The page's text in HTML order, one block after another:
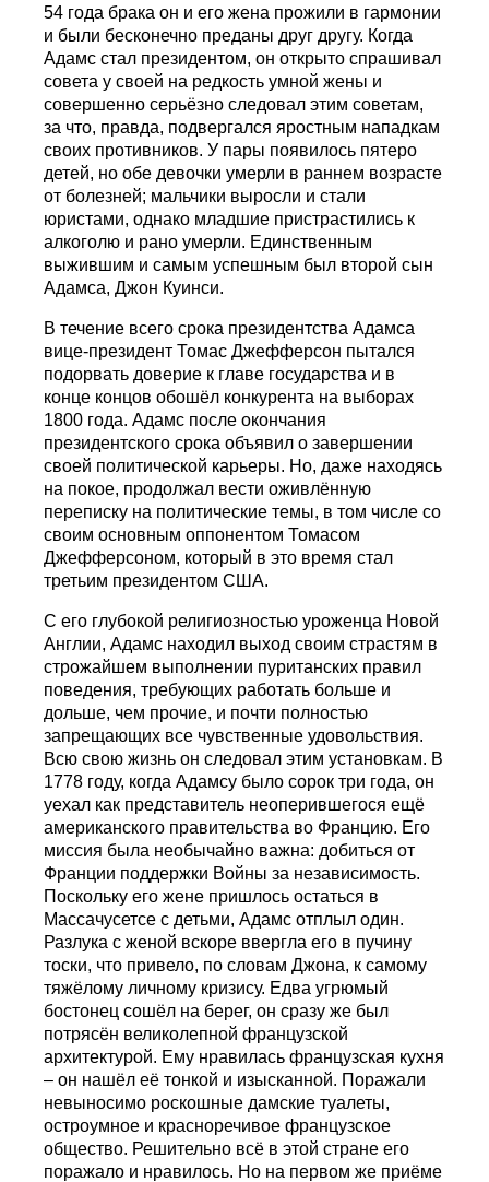
54 года брака он и его жена прожили в гармонии
и были бесконечно преданы друг другу. Когда
Адамс стал президентом, он открыто спрашивал
совета у своей на редкость умной жены и
совершенно серьёзно следовал этим советам,
за что, правда, подвергался яростным нападкам
своих противников. У пары появилось пятеро
детей, но обе девочки умерли в раннем возрасте
от болезней; мальчики выросли и стали
юристами, однако младшие пристрастились к
алкоголю и рано умерли. Единственным
выжившим и самым успешным был второй сын
Адамса, Джон Куинси.
В течение всего срока президентства Адамса
вице-президент Томас Джефферсон пытался
подорвать доверие к главе государства и в
конце концов обошёл конкурента на выборах
1800 года. Адамс после окончания
президентского срока объявил о завершении
своей политической карьеры. Но, даже находясь
на покое, продолжал вести оживлённую
переписку на политические темы, в том числе со
своим основным оппонентом Томасом
Джефферсоном, который в это время стал
третьим президентом США.
С его глубокой религиозностью уроженца Новой
Англии, Адамс находил выход своим страстям в
строжайшем выполнении пуританских правил
поведения, требующих работать больше и
дольше, чем прочие, и почти полностью
запрещающих все чувственные удовольствия.
Всю свою жизнь он следовал этим установкам. В
1778 году, когда Адамсу было сорок три года, он
уехал как представитель неоперившегося ещё
американского правительства во Францию. Его
миссия была необычайно важна: добиться от
Франции поддержки Войны за независимость.
Поскольку его жене пришлось остаться в
Массачусетсе с детьми, Адамс отплыл один.
Разлука с женой вскоре ввергла его в пучину
тоски, что привело, по словам Джона, к самому
тяжёлому личному кризису. Едва угрюмый
бостонец сошёл на берег, он сразу же был
потрясён великолепной французской
архитектурой. Ему нравилась французская кухня
– он нашёл её тонкой и изысканной. Поражали
невыносимо роскошные дамские туалеты,
остроумное и красноречивое французское
общество. Решительно всё в этой стране его
поражало и нравилось. Но на первом же приёме